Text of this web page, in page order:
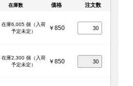
在庫数 価格 注文数
在庫6,005 個（入荷
予定未定）
￥850
在庫2,300 個（入荷
予定未定）
￥850